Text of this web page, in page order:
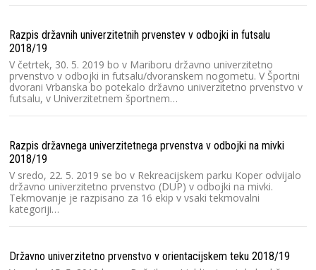
Razpis državnih univerzitetnih prvenstev v odbojki in futsalu
2018/19
V četrtek, 30. 5. 2019 bo v Mariboru državno univerzitetno
prvenstvo v odbojki in futsalu/dvoranskem nogometu. V Športni
dvorani Vrbanska bo potekalo državno univerzitetno prvenstvo v
futsalu, v Univerzitetnem športnem…
Razpis državnega univerzitetnega prvenstva v odbojki na mivki
2018/19
V sredo, 22. 5. 2019 se bo v Rekreacijskem parku Koper odvijalo
državno univerzitetno prvenstvo (DUP) v odbojki na mivki.
Tekmovanje je razpisano za 16 ekip v vsaki tekmovalni
kategoriji…
Državno univerzitetno prvenstvo v orientacijskem teku 2018/19